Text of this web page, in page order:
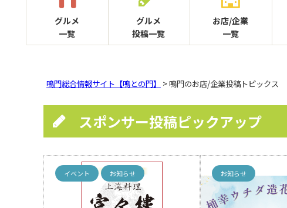
グルメ
一覧
グルメ
投稿一覧
お店/企業
一覧
鳴門総合情報サイト【鳴との門】 > 鳴門のお店/企業投稿トピックス
スポンサー投稿ピックアップ
イベント お知らせ お知らせ